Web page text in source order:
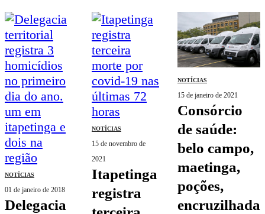
NOTÍCIAS
01 de janeiro de 2018
delegacia
NOTÍCIAS
15 de novembro de
2021
itapetinga
registra
NOTÍCIAS
15 de janeiro de 2021
consórcio
de saúde:
belo campo,
maetinga,
poções,
encruzilhada